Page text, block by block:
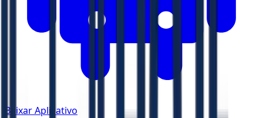
Baixar Aplicativo